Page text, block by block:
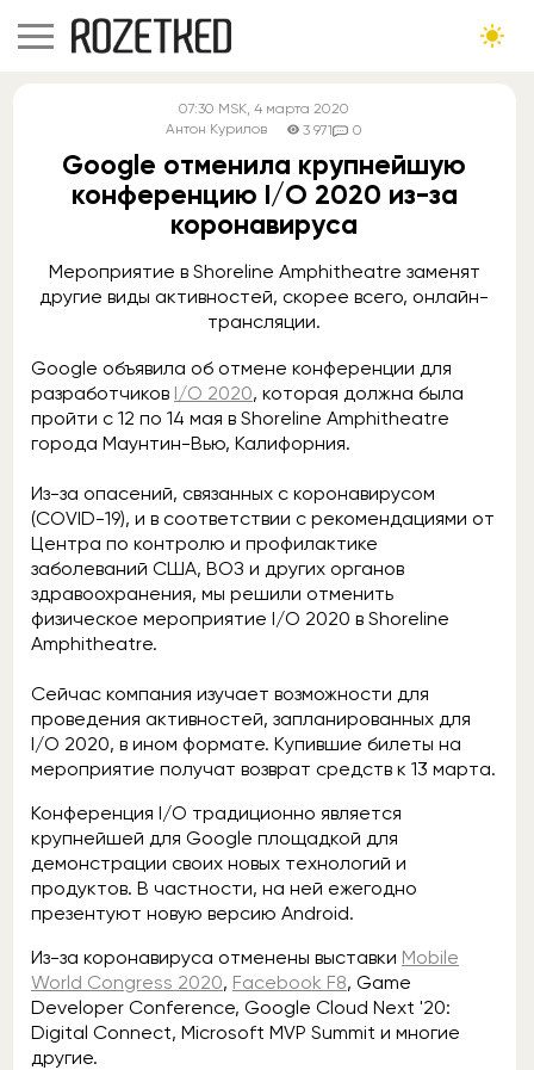
07:30 MSK, 4 марта 2020
Антон Курилов
3 971 0
Google отменила крупнейшую
конференцию I/O 2020 из-за
коронавируса
Мероприятие в Shoreline Amphitheatre заменят
другие виды активностей, скорее всего, онлайн-
трансляции.
Google объявила об отмене конференции для
разработчиков I/O 2020, которая должна была
пройти с 12 по 14 мая в Shoreline Amphitheatre
города Маунтин-Вью, Калифорния.
Из-за опасений, связанных с коронавирусом
(COVID-19), и в соответствии с рекомендациями от
Центра по контролю и профилактике
заболеваний США, ВОЗ и других органов
здравоохранения, мы решили отменить
физическое мероприятие I/O 2020 в Shoreline
Amphitheatre.
Сейчас компания изучает возможности для
проведения активностей, запланированных для
I/O 2020, в ином формате. Купившие билеты на
мероприятие получат возврат средств к 13 марта.
Конференция I/O традиционно является
крупнейшей для Google площадкой для
демонстрации своих новых технологий и
продуктов. В частности, на ней ежегодно
презентуют новую версию Android.
Из-за коронавируса отменены выставки Mobile
World Congress 2020, Facebook F8, Game
Developer Conference, Google Cloud Next '20:
Digital Connect, Microsoft MVP Summit и многие
другие.